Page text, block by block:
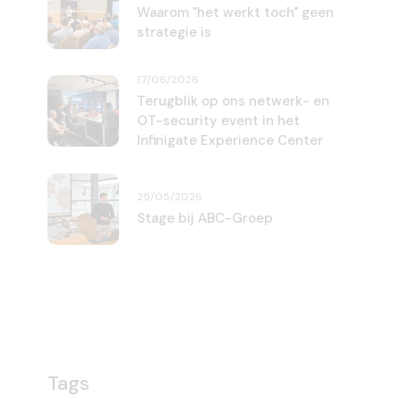
Waarom "het werkt toch" geen
strategie is
17/06/2026
Terugblik op ons netwerk- en
OT-security event in het
Infinigate Experience Center
25/05/2026
Stage bij ABC-Groep
Tags